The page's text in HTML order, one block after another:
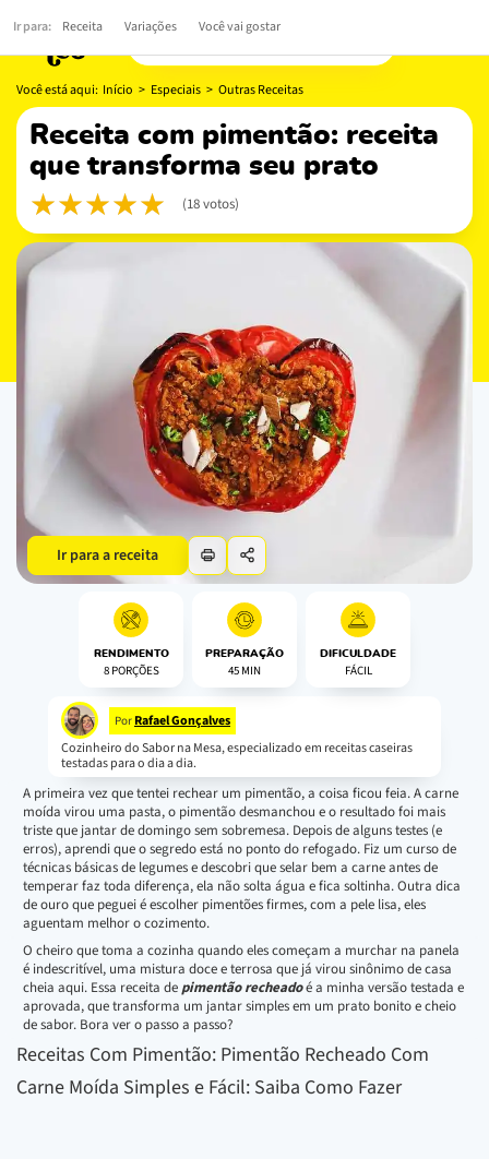
Você está aqui: Início > Especiais > Outras Receitas
receita com pimentão: receita
que transforma seu prato
(18 votos)
Ir para a receita
RENDIMENTO
8 PORÇÕES
PREPARAÇÃO
45 MIN
DIFICULDADE
FÁCIL
Por Rafael Gonçalves
Cozinheiro do Sabor na Mesa, especializado em receitas caseiras
testadas para o dia a dia.
A primeira vez que tentei rechear um pimentão, a coisa ficou feia. A carne
moída virou uma pasta, o pimentão desmanchou e o resultado foi mais
triste que jantar de domingo sem sobremesa. Depois de alguns testes (e
erros), aprendi que o segredo está no ponto do refogado. Fiz um curso de
técnicas básicas de legumes e descobri que selar bem a carne antes de
temperar faz toda diferença, ela não solta água e fica soltinha. Outra dica
de ouro que peguei é escolher pimentões firmes, com a pele lisa, eles
aguentam melhor o cozimento.
O cheiro que toma a cozinha quando eles começam a murchar na panela
é indescritível, uma mistura doce e terrosa que já virou sinônimo de casa
cheia aqui. Essa receita depimentão recheadoé a minha versão testada e
aprovada, que transforma um jantar simples em um prato bonito e cheio
de sabor. Bora ver o passo a passo?
Receitas Com Pimentão: Pimentão Recheado Com
Carne Moída Simples e Fácil: Saiba Como Fazer
Ir para: Receita Variações Você vai gostar